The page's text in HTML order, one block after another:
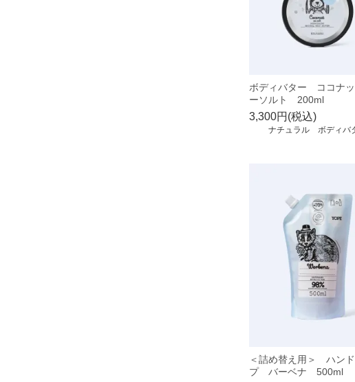
ボディバター ココナ
ーソルト 200ml
3,300円(税込)
ナチュラル ボディバ
＜詰め替え用＞ ハン
プ バーベナ 500ml